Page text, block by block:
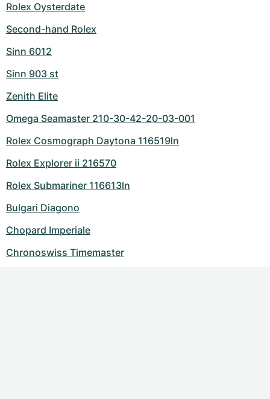
Rolex Oysterdate
Second-hand Rolex
Sinn 6012
Sinn 903 st
Zenith Elite
Omega Seamaster 210-30-42-20-03-001
Rolex Cosmograph Daytona 116519ln
Rolex Explorer ii 216570
Rolex Submariner 116613ln
Bulgari Diagono
Chopard Imperiale
Chronoswiss Timemaster